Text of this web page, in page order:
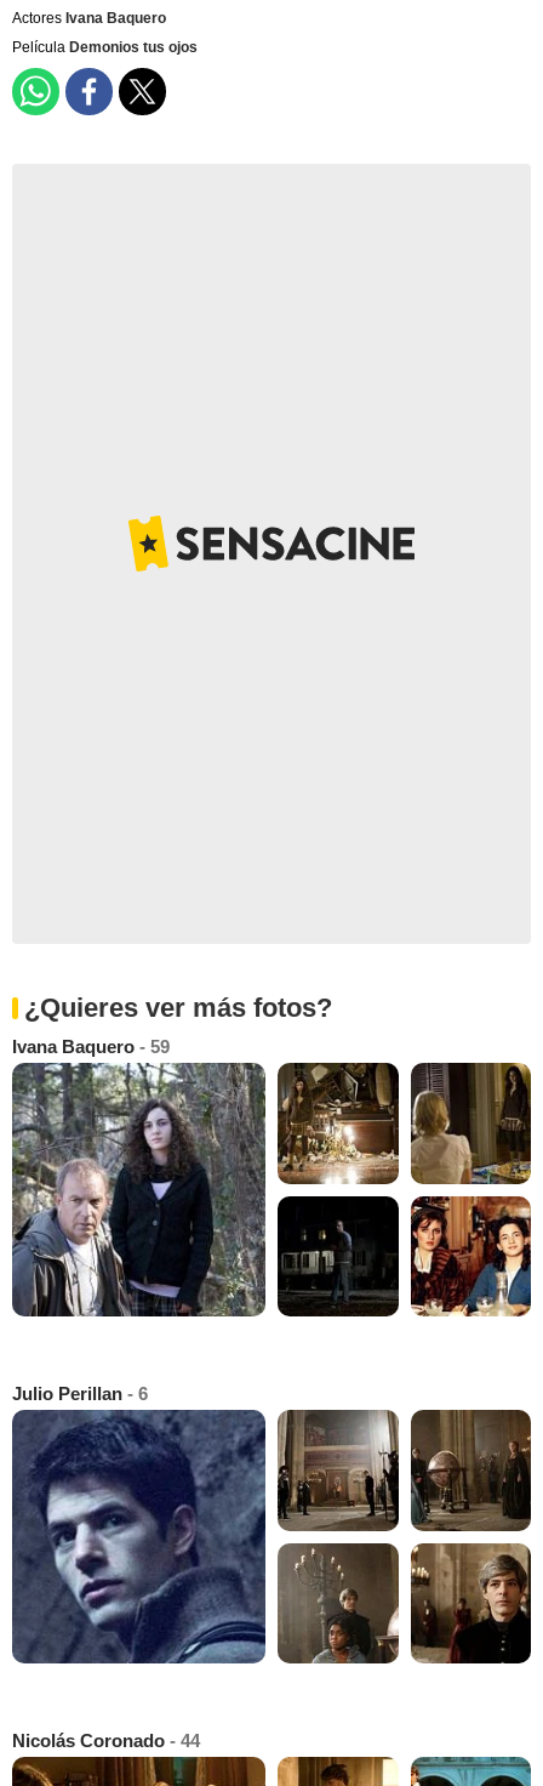
Actores Ivana Baquero
Película Demonios tus ojos
¿Quieres ver más fotos?
Ivana Baquero - 59
Julio Perillan - 6
Nicolás Coronado - 44